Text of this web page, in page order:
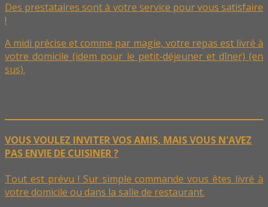
Des prestataires sont à votre service pour vous satisfaire
!
A midi précise et comme par magie, votre repas est livré à
votre domicile (idem pour le petit-déjeuner et dîner) (en
sus).
VOUS VOULEZ INVITER VOS AMIS, MAIS VOUS N'AVEZ
PAS ENVIE DE CUISINER ?
Tout est prévu ! Sur simple commande vous êtes livré à
votre domicile ou dans la salle de restaurant.